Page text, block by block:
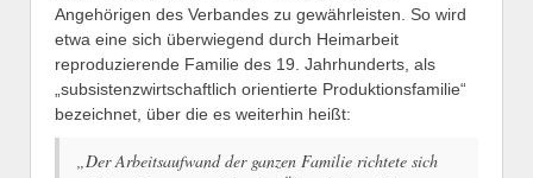
Angehörigen des Verbandes zu gewährleisten. So wird
etwa eine sich überwiegend durch Heimarbeit
reproduzierende Familie des 19. Jahrhunderts, als
„subsistenzwirtschaftlich orientierte Produktionsfamilie“
bezeichnet, über die es weiterhin heißt:
„Der Arbeitsaufwand der ganzen Familie richtete sich